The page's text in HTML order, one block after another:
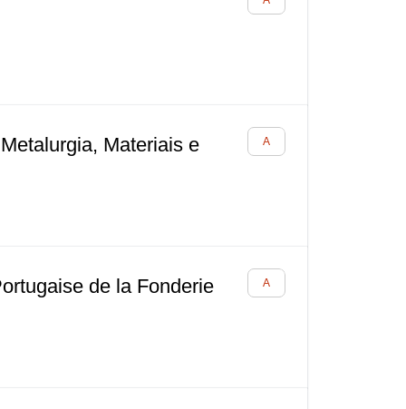
Materiais e
de la Fonderie